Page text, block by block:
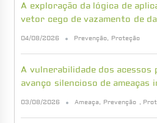
A exploração da lógica de
vetor cego de vazamento de
04/08/2026 Prevenção, Proteção
A vulnerabilidade dos acessos
avanço silencioso de ameaças
03/08/2026 Ameaça, Prevenção ,